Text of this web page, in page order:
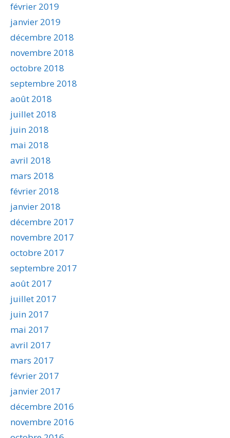
février 2019
janvier 2019
décembre 2018
novembre 2018
octobre 2018
septembre 2018
août 2018
juillet 2018
juin 2018
mai 2018
avril 2018
mars 2018
février 2018
janvier 2018
décembre 2017
novembre 2017
octobre 2017
septembre 2017
août 2017
juillet 2017
juin 2017
mai 2017
avril 2017
mars 2017
février 2017
janvier 2017
décembre 2016
novembre 2016